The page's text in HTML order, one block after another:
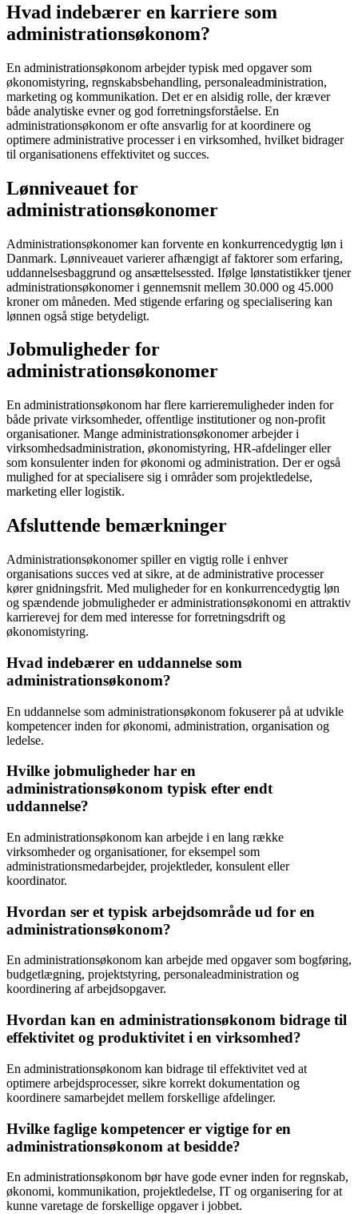
Hvad indebærer en karriere som
administrationsøkonom?
En administrationsøkonom arbejder typisk med opgaver som
økonomistyring, regnskabsbehandling, personaleadministration,
marketing og kommunikation. Det er en alsidig rolle, der kræver
både analytiske evner og god forretningsforståelse. En
administrationsøkonom er ofte ansvarlig for at koordinere og
optimere administrative processer i en virksomhed, hvilket bidrager
til organisationens effektivitet og succes.
Lønniveauet for
administrationsøkonomer
Administrationsøkonomer kan forvente en konkurrencedygtig løn i
Danmark. Lønniveauet varierer afhængigt af faktorer som erfaring,
uddannelsesbaggrund og ansættelsessted. Ifølge lønstatistikker tjener
administrationsøkonomer i gennemsnit mellem 30.000 og 45.000
kroner om måneden. Med stigende erfaring og specialisering kan
lønnen også stige betydeligt.
Jobmuligheder for
administrationsøkonomer
En administrationsøkonom har flere karrieremuligheder inden for
både private virksomheder, offentlige institutioner og non-profit
organisationer. Mange administrationsøkonomer arbejder i
virksomhedsadministration, økonomistyring, HR-afdelinger eller
som konsulenter inden for økonomi og administration. Der er også
mulighed for at specialisere sig i områder som projektledelse,
marketing eller logistik.
Afsluttende bemærkninger
Administrationsøkonomer spiller en vigtig rolle i enhver
organisations succes ved at sikre, at de administrative processer
kører gnidningsfrit. Med muligheder for en konkurrencedygtig løn
og spændende jobmuligheder er administrationsøkonomi en attraktiv
karrierevej for dem med interesse for forretningsdrift og
økonomistyring.
Hvad indebærer en uddannelse som
administrationsøkonom?
En uddannelse som administrationsøkonom fokuserer på at udvikle
kompetencer inden for økonomi, administration, organisation og
ledelse.
Hvilke jobmuligheder har en
administrationsøkonom typisk efter endt
uddannelse?
En administrationsøkonom kan arbejde i en lang række
virksomheder og organisationer, for eksempel som
administrationsmedarbejder, projektleder, konsulent eller
koordinator.
Hvordan ser et typisk arbejdsområde ud for en
administrationsøkonom?
En administrationsøkonom kan arbejde med opgaver som bogføring,
budgetlægning, projektstyring, personaleadministration og
koordinering af arbejdsopgaver.
Hvordan kan en administrationsøkonom bidrage til
effektivitet og produktivitet i en virksomhed?
En administrationsøkonom kan bidrage til effektivitet ved at
optimere arbejdsprocesser, sikre korrekt dokumentation og
koordinere samarbejdet mellem forskellige afdelinger.
Hvilke faglige kompetencer er vigtige for en
administrationsøkonom at besidde?
En administrationsøkonom bør have gode evner inden for regnskab,
økonomi, kommunikation, projektledelse, IT og organisering for at
kunne varetage de forskellige opgaver i jobbet.